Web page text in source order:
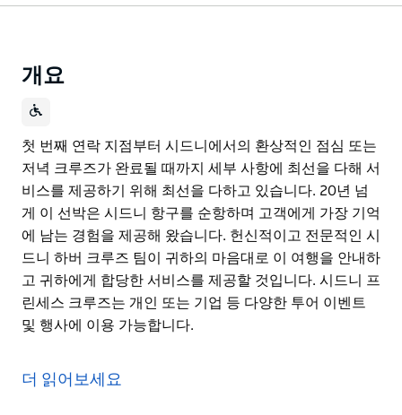
개요
첫 번째 연락 지점부터 시드니에서의 환상적인 점심 또는
저녁 크루즈가 완료될 때까지 세부 사항에 최선을 다해 서
비스를 제공하기 위해 최선을 다하고 있습니다. 20년 넘
게 이 선박은 시드니 항구를 순항하며 고객에게 가장 기억
에 남는 경험을 제공해 왔습니다. 헌신적이고 전문적인 시
드니 하버 크루즈 팀이 귀하의 마음대로 이 여행을 안내하
고 귀하에게 합당한 서비스를 제공할 것입니다. 시드니 프
린세스 크루즈는 개인 또는 기업 등 다양한 투어 이벤트
및 행사에 이용 가능합니다.
저녁 크루즈가 완료될 때까지 세부 사항에 최선을 다해 서
더 읽어보세요